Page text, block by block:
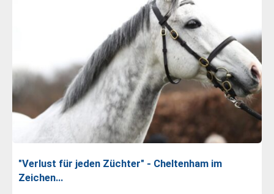
"Verlust für jeden Züchter" - Cheltenham im
Zeichen…